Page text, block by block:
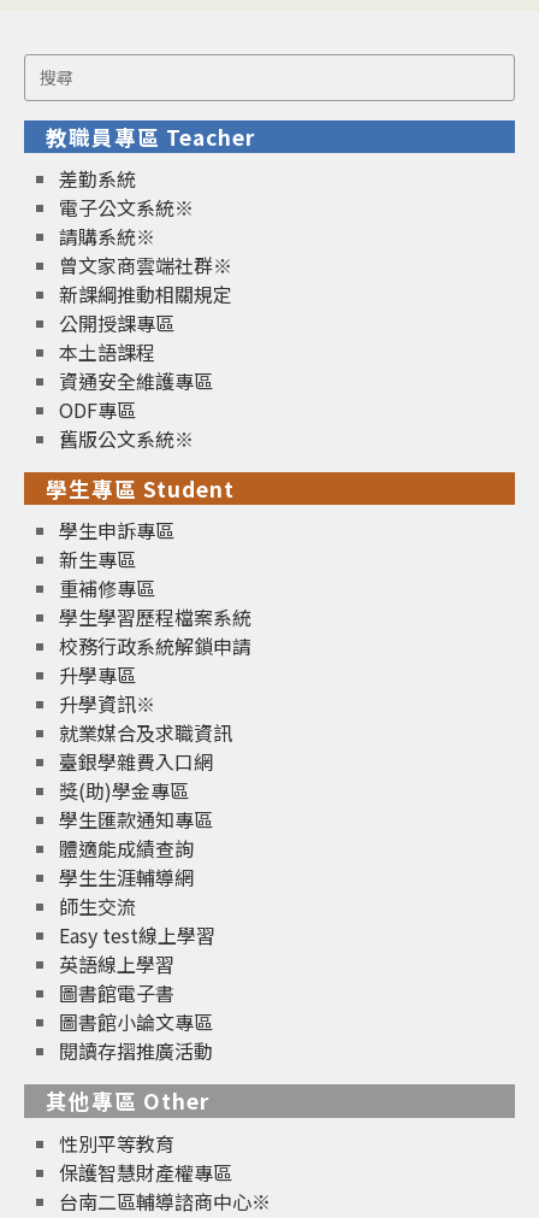
Search
for:
教職員專區 Teacher
差勤系統
電子公文系統※
請購系統※
曾文家商雲端社群※
新課綱推動相關規定
公開授課專區
本土語課程
資通安全維護專區
ODF專區
舊版公文系統※
學生專區 Student
學生申訴專區
新生專區
重補修專區
學生學習歷程檔案系統
校務行政系統解鎖申請
升學專區
升學資訊※
就業媒合及求職資訊
臺銀學雜費入口網
獎(助)學金專區
學生匯款通知專區
體適能成績查詢
學生生涯輔導網
師生交流
Easy test線上學習
英語線上學習
圖書館電子書
圖書館小論文專區
閱讀存摺推廣活動
其他專區 Other
性別平等教育
保護智慧財產權專區
台南二區輔導諮商中心※